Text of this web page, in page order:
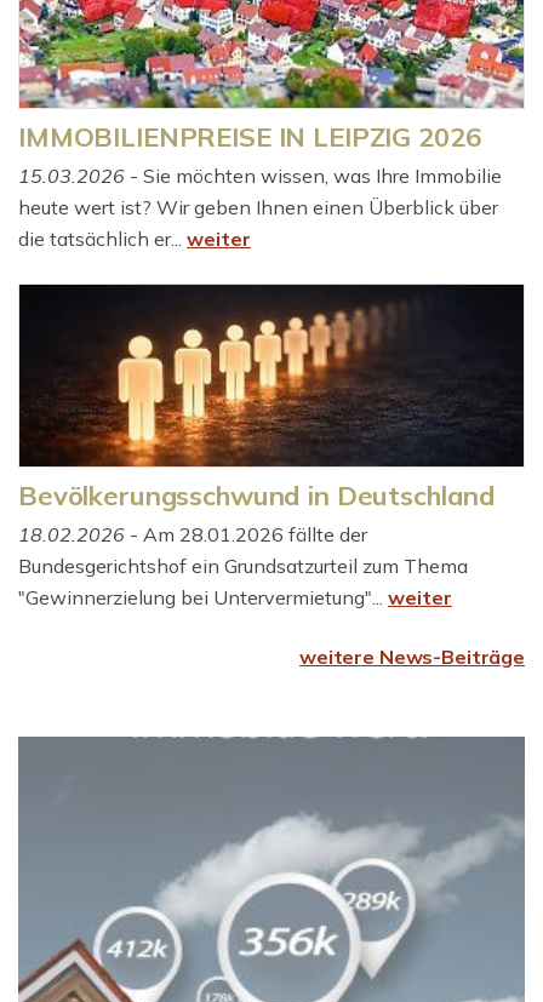
IMMOBILIENPREISE IN LEIPZIG 2026
15.03.2026 - Sie möchten wissen, was Ihre Immobilie
heute wert ist? Wir geben Ihnen einen Überblick über
die tatsächlich er... weiter
Bevölkerungsschwund in Deutschland
18.02.2026 - Am 28.01.2026 fällte der
Bundesgerichtshof ein Grundsatzurteil zum Thema
"Gewinnerzielung bei Untervermietung"... weiter
weitere News-Beiträge